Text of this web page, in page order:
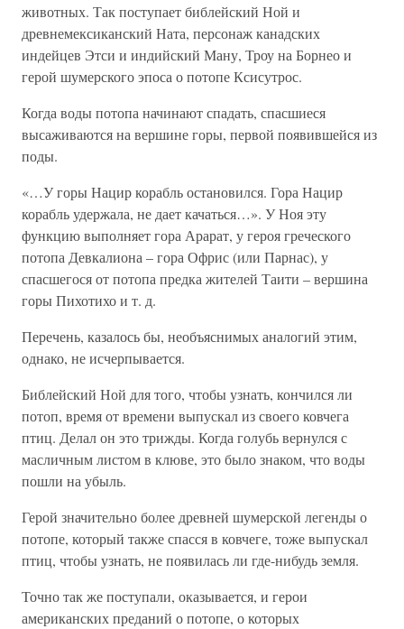
животных. Так поступает библейский Ной и
древнемексиканский Ната, персонаж канадских
индейцев Этси и индийский Ману, Троу на Борнео и
герой шумерского эпоса о потопе Ксисутрос.
Когда воды потопа начинают спадать, спасшиеся
высаживаются на вершине горы, первой появившейся из
поды.
«…У горы Нацир корабль остановился. Гора Нацир
корабль удержала, не дает качаться…». У Ноя эту
функцию выполняет гора Арарат, у героя греческого
потопа Девкалиона – гора Офрис (или Парнас), у
спасшегося от потопа предка жителей Таити – вершина
горы Пихотихо и т. д.
Перечень, казалось бы, необъяснимых аналогий этим,
однако, не исчерпывается.
Библейский Ной для того, чтобы узнать, кончился ли
потоп, время от времени выпускал из своего ковчега
птиц. Делал он это трижды. Когда голубь вернулся с
масличным листом в клюве, это было знаком, что воды
пошли на убыль.
Герой значительно более древней шумерской легенды о
потопе, который также спасся в ковчеге, тоже выпускал
птиц, чтобы узнать, не появилась ли где-нибудь земля.
Точно так же поступали, оказывается, и герои
американских преданий о потопе, о которых